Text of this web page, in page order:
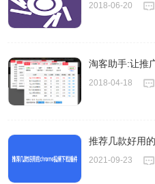
2018-06-20
淘客助手:让推
2018-04-18
推荐几款好用
2021-09-23